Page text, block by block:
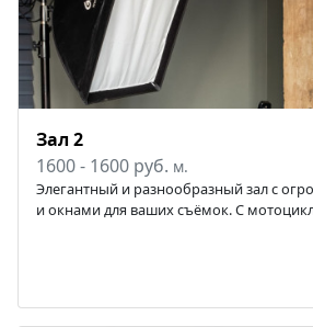
Зал 2
1600 - 1600 руб. м.
Элегантный и разнообразный зал с
и окнами для ваших съёмок. С